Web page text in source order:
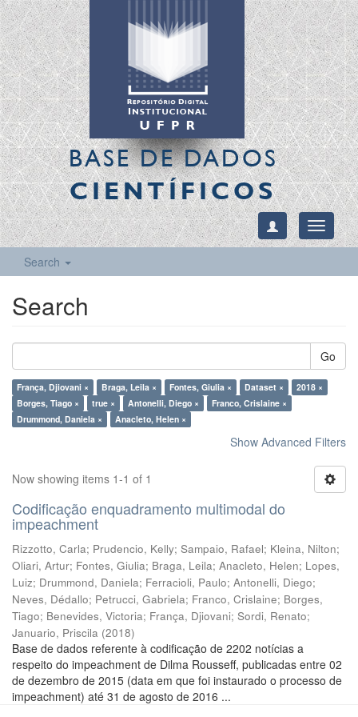
BASE DE DADOS
CIENTÍFICOS
Toggle
Search
Search
Go
França, Djiovani × Braga, Leila × Fontes, Giulia × Dataset ×
2018 ×
Borges, Tiago ×
true × Antonelli, Diego ×
Franco, Crislaine ×
Drummond, Daniela ×
Anacleto, Helen ×
Show Advanced Filters
Now showing items 1-1 of 1
Codificação enquadramento multimodal do
impeachment
Rizzotto, Carla; Prudencio, Kelly; Sampaio, Rafael; Kleina, Nilton;
Oliari, Artur; Fontes, Giulia; Braga, Leila; Anacleto, Helen; Lopes,
Luiz; Drummond, Daniela; Ferracioli, Paulo; Antonelli, Diego;
Neves, Dédallo; Petrucci, Gabriela; Franco, Crislaine; Borges,
Tiago; Benevides, Victoria; França, Djiovani; Sordi, Renato;
Januario, Priscila (2018)
Base de dados referente à codificação de 2202 notícias a
respeito do impeachment de Dilma Rousseff, publicadas entre 02
de dezembro de 2015 (data em que foi instaurado o processo de
impeachment) até 31 de agosto de 2016 ...